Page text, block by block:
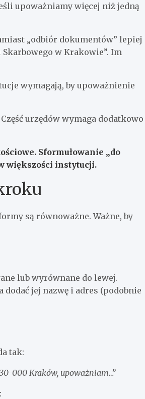
upoważniamy więcej niż jedną
„odbiór dokumentów” lepiej
w Krakowie”. Im
wymagają, by upoważnienie
urzędów wymaga dodatkowo
Sformułowanie „do
większości instytucji.
są równoważne. Ważne, by
lub wyrównane do lewej.
jej nazwę i adres (podobnie
tak:
000 Kraków, upoważniam…”